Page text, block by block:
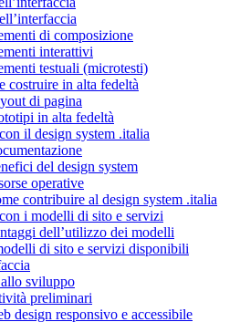
di composizione
interattivi
testuali (microtesti)
costruire in alta fedeltà
di pagina
in alta fedeltà
il design system .italia
del design system
operative
contribuire al design system .italia
i modelli di sito e servizi
dell’utilizzo dei modelli
di sito e servizi disponibili
sviluppo
preliminari
design responsivo e accessibile